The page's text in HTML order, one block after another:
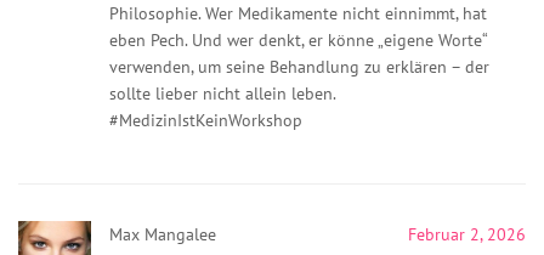
Philosophie. Wer Medikamente nicht einnimmt, hat
eben Pech. Und wer denkt, er könne „eigene Worte“
verwenden, um seine Behandlung zu erklären – der
sollte lieber nicht allein leben.
#MedizinIstKeinWorkshop
Max Mangalee
Februar 2, 2026